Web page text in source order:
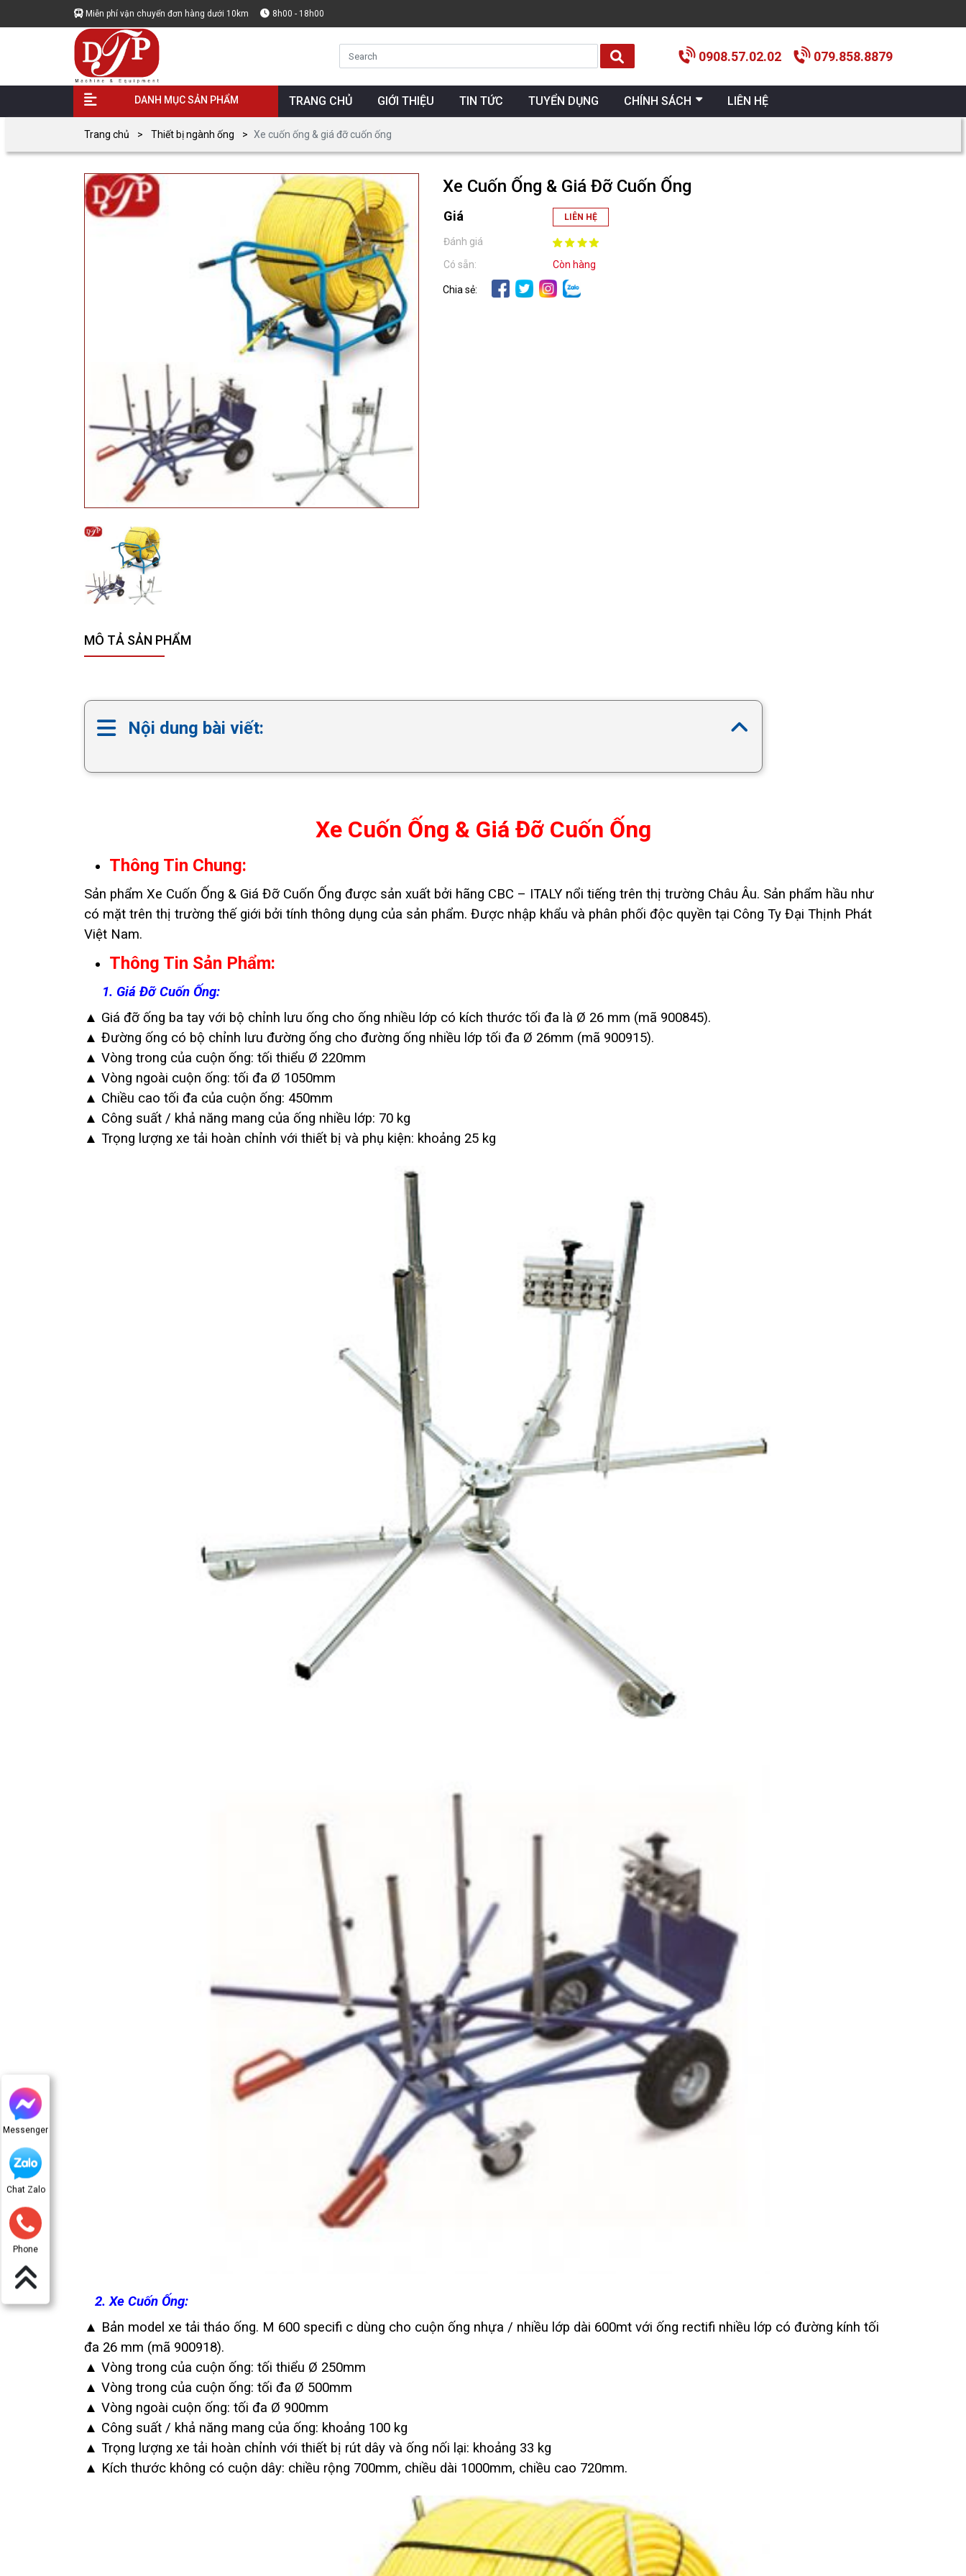
Miễn phí vận chuyển đơn hàng dưới 10km 8h00 - 18h00
0908.57.02.02 079.858.8879
DANH MỤC SẢN PHẨM TRANG CHỦ GIỚI THIỆU TIN TỨC TUYỂN DỤNG CHÍNH SÁCH LIÊN HỆ
Messenger
Chat Zalo
Phone
Trang chủ Thiết bị ngành ống Xe cuốn ống & giá đỡ cuốn ống
Xe Cuốn Ống & Giá Đỡ Cuốn Ống
Giá LIÊN HỆ
Đánh giá
Có sẵn:
Còn hàng
Chia sẻ:
MÔ TẢ SẢN PHẨM
Nội dung bài viết:
Xe Cuốn Ống & Giá Đỡ Cuốn Ống
Thông Tin Chung:
Sản phẩm Xe Cuốn Ống & Giá Đỡ Cuốn Ống được sản xuất bởi hãng CBC – ITALY nổi tiếng trên thị trường Châu Âu. Sản phẩm hầu như
có mặt trên thị trường thế giới bởi tính thông dụng của sản phẩm. Được nhập khẩu và phân phối độc quyền tại Công Ty Đại Thịnh Phát
Việt Nam.
Thông Tin Sản Phẩm:
1. Giá Đỡ Cuốn Ống:
▲ Giá đỡ ống ba tay với bộ chỉnh lưu ống cho ống nhiều lớp có kích thước tối đa là Ø 26 mm (mã 900845).
▲ Đường ống có bộ chỉnh lưu đường ống cho đường ống nhiều lớp tối đa Ø 26mm (mã 900915).
▲ Vòng trong của cuộn ống: tối thiểu Ø 220mm
▲ Vòng ngoài cuộn ống: tối đa Ø 1050mm
▲ Chiều cao tối đa của cuộn ống: 450mm
▲ Công suất / khả năng mang của ống nhiều lớp: 70 kg
▲ Trọng lượng xe tải hoàn chỉnh với thiết bị và phụ kiện: khoảng 25 kg
2. Xe Cuốn Ống:
▲ Bản model xe tải tháo ống. M 600 specifi c dùng cho cuộn ống nhựa / nhiều lớp dài 600mt với ống rectifi nhiều lớp có đường kính tối
đa 26 mm (mã 900918).
▲ Vòng trong của cuộn ống: tối thiểu Ø 250mm
▲ Vòng trong của cuộn ống: tối đa Ø 500mm
▲ Vòng ngoài cuộn ống: tối đa Ø 900mm
▲ Công suất / khả năng mang của ống: khoảng 100 kg
▲ Trọng lượng xe tải hoàn chỉnh với thiết bị rút dây và ống nối lại: khoảng 33 kg
▲ Kích thước không có cuộn dây: chiều rộng 700mm, chiều dài 1000mm, chiều cao 720mm.